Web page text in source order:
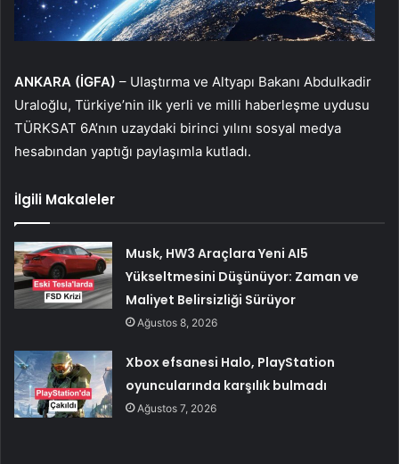
ANKARA (İGFA) – UIaştırma ve Altyapı Bakanı Abdulkadir
Uraloğlu, Türkiye’nin ilk yerli ve milli haberleşme uydusu
TÜRKSAT 6A’nın uzaydaki birinci yılını sosyal medya
hesabından yaptığı paylaşımla kutladı.
İlgili Makaleler
Musk, HW3 Araçlara Yeni AI5
Yükseltmesini Düşünüyor: Zaman ve
Maliyet Belirsizliği Sürüyor
Ağustos 8, 2026
Xbox efsanesi Halo, PlayStation
oyuncularında karşılık bulmadı
Ağustos 7, 2026